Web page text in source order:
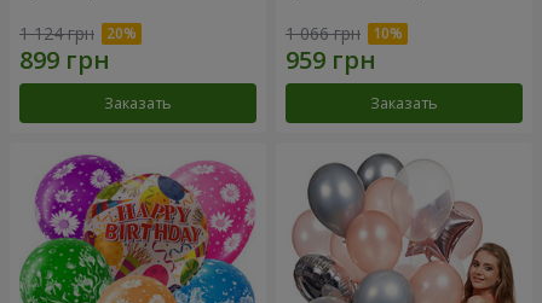
1 124 грн
Заказать
1 066 грн
Заказать